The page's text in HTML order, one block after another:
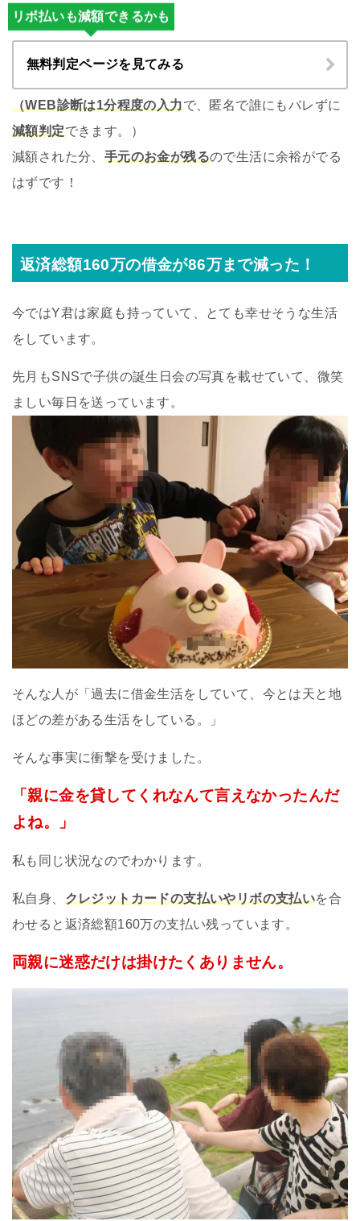
リボ払いも減額できるかも
無料判定ページを見てみる
（WEB診断は1分程度の入力で、匿名で誰にもバレずに
減額判定できます。）
減額された分、 手元のお金が残るので生活に余裕がでる
はずです！
返済総額160万の借金が86万まで減った！
今ではY君は家庭も持っていて、とても幸せそうな生活
をしています。
先月もSNSで子供の誕生日会の写真を載せていて、微笑
ましい毎日を送っています。
そんな人が「過去に借金生活をしていて、今とは天と地
ほどの差がある生活をしている。」
そんな事実に衝撃を受けました。
「親に金を貸してくれなんて言えなかったんだ
よね。」
私も同じ状況なのでわかります。
私自身、 クレジットカードの支払いやリボの支払いを合
わせると返済総額160万の支払い残っています。
両親に迷惑だけは掛けたくありません。